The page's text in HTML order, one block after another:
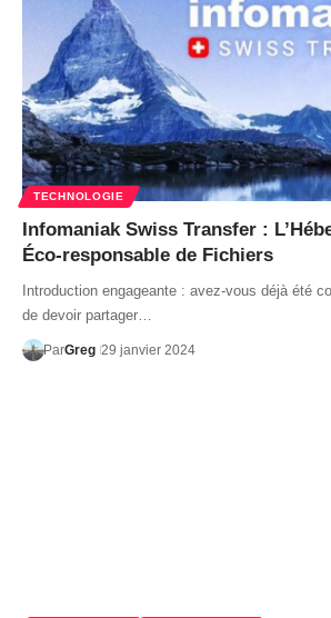
TECHNOLOGIE
Infomaniak Swiss Transfer :
Éco-responsable de Fichiers
Introduction engageante : avez-vous déjà été
de devoir partager…
ParGreg 29 janvier 2024